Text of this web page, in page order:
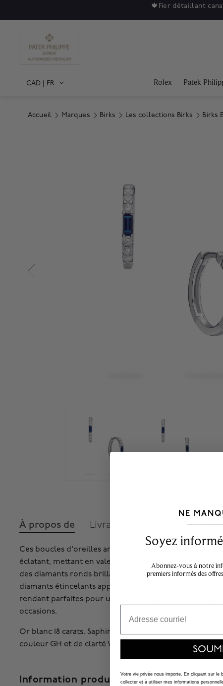
🍁 Fier détaillant
CAD | FR Rolex Patek
Accueil Marques Birks Les collections Birks Birks
À propos de Livraison et retours
Ces boucles d'oreilles anneaux raffinées sont
éclatant, mettant en valeur de profonds saphirs bleus
des diamants ronds brillants. Le contraste élégant
diamants étincelants apporte une touche de
rendant parfaites pour une allure du jour au soir ainsi
occasions.
Or blanc 18 carats. Saphirs totalisant 0,26 ct et
couleur GH et de clarté VS.
Information produit
NE
Soyez
Abonnez-vous à notre
premiers informés des
Votre vie privée nous importe. En cliquant sur le
collecter et à utiliser mes informations